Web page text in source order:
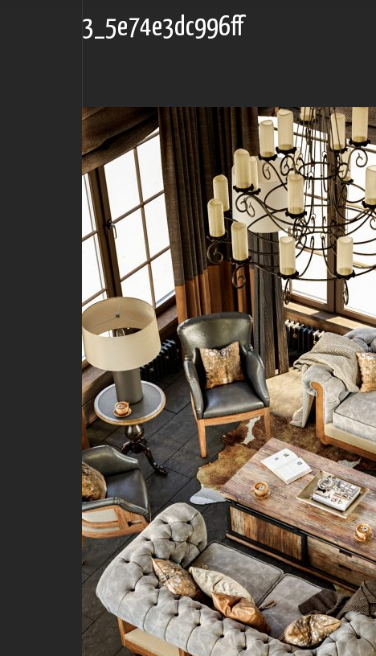
3_5e74e3dc996ff